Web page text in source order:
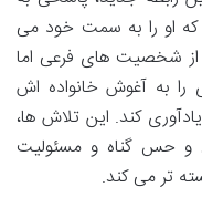
که او را به سمت خود می
شخصیت های فرعی اما
را به آغوش خانواده اش
کند. این تلاش ها،
و حس گناه و مسئولیت
تر می کند.